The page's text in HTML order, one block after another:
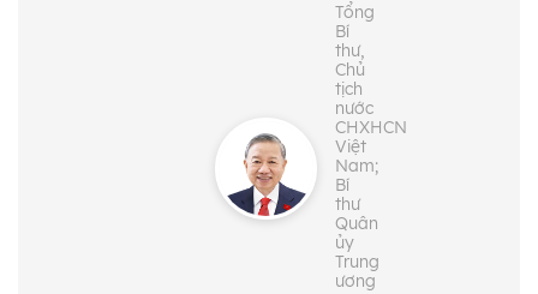
Tổng
Bí
thư,
Chủ
tịch
nước
CHXHCN
Việt
Nam;
Bí
thư
Quân
ủy
Trung
ương